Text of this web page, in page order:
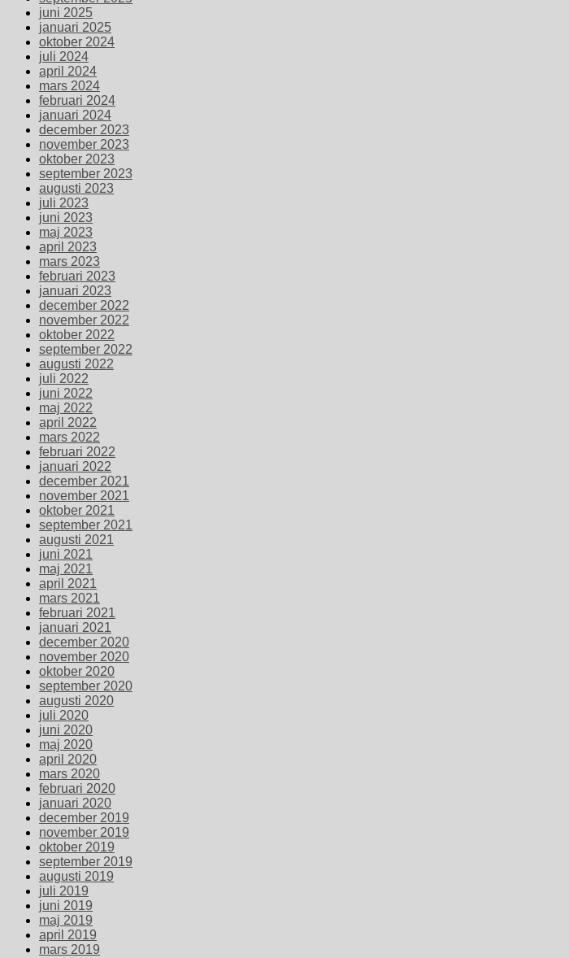
juni 2025
januari 2025
oktober 2024
juli 2024
april 2024
mars 2024
februari 2024
januari 2024
december 2023
november 2023
oktober 2023
september 2023
augusti 2023
juli 2023
juni 2023
maj 2023
april 2023
mars 2023
februari 2023
januari 2023
december 2022
november 2022
oktober 2022
september 2022
augusti 2022
juli 2022
juni 2022
maj 2022
april 2022
mars 2022
februari 2022
januari 2022
december 2021
november 2021
oktober 2021
september 2021
augusti 2021
juni 2021
maj 2021
april 2021
mars 2021
februari 2021
januari 2021
december 2020
november 2020
oktober 2020
september 2020
augusti 2020
juli 2020
juni 2020
maj 2020
april 2020
mars 2020
februari 2020
januari 2020
december 2019
november 2019
oktober 2019
september 2019
augusti 2019
juli 2019
juni 2019
maj 2019
april 2019
mars 2019